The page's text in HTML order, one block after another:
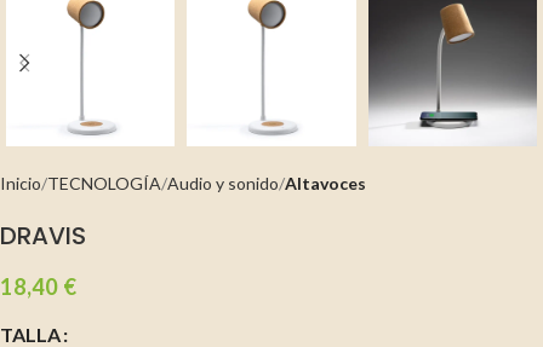
Inicio TECNOLOGÍA Audio y sonido Altavoces
DRAVIS
18,40 €
TALLA